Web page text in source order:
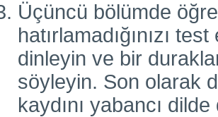
Üçüncü bölümde
hatırlamadığınızı
dinleyin ve bir
söyleyin. Son olarak
kaydını yabancı